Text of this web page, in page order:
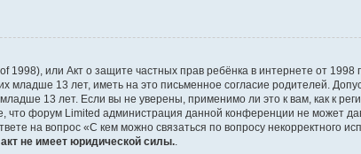
1998), или Акт о защите частных прав ребёнка в интернете от
13 лет, иметь на это письменное согласие родителей.
13 лет. Если вы не уверены, применимо ли это к вам, как к
что форум Limited администрация данной конференции не может
на вопрос «С кем можно связаться по вопросу некорректного
не имеет юридической силы.